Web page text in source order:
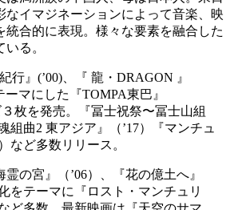
なイマジネーションによって音楽、映
統合的に表現。様々な要素を融合した
る。
行』 (’00) 、『 龍・ DRAGON 』
ーマにした『TOMPA東巴』
枚を発売。『冨士祝祭〜冨士山組
組曲2 東アジア』（’17） 『マンチュ
） など多数リリース。
霊の宮』（’06）
『花の億土へ』
をテーマに『ロスト・マンチュリ